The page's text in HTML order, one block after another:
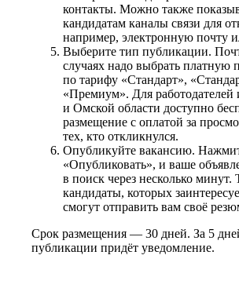
контакты. Можно также
кандидатам каналы связи для
например, электронную почту
Выберите тип публикации.
случаях надо выбрать платную
по тарифу «Стандарт»,
«Премиум». Для работодателей
и Омской области доступно
размещение с оплатой за
тех, кто откликнулся.
Опубликуйте вакансию.
«Опубликовать», и ваше
в поиск через несколько минут.
кандидаты, которых
смогут отправить вам своё
Срок размещения — 30 дней. За 5
публикации придёт уведомление.